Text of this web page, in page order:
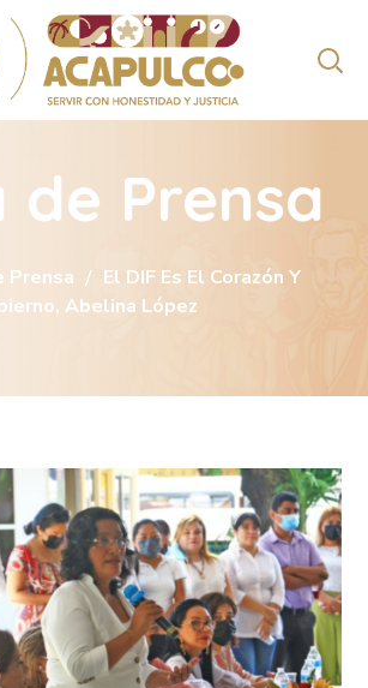
de Prensa
Prensa
El DIF Es El Corazón Y
Abelina López